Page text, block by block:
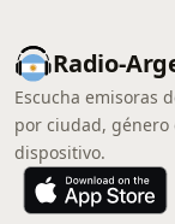
Radio-
Escucha emisoras
por ciudad,
dispositivo.